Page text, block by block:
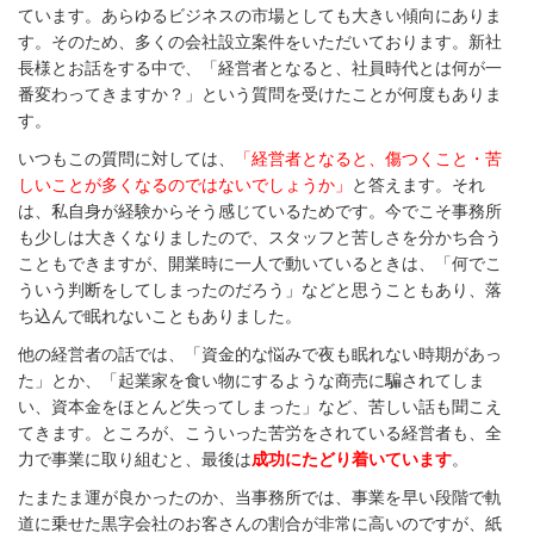
ています。あらゆるビジネスの市場としても大きい傾向にありま
す。そのため、多くの会社設立案件をいただいております。新社
長様とお話をする中で、「経営者となると、社員時代とは何が一
番変わってきますか？」という質問を受けたことが何度もありま
す。
いつもこの質問に対しては、
「経営者となると、傷つくこと・苦
しいことが多くなるのではないでしょうか」
と答えます。それ
は、私自身が経験からそう感じているためです。今でこそ事務所
も少しは大きくなりましたので、スタッフと苦しさを分かち合う
こともできますが、開業時に一人で動いているときは、「何でこ
ういう判断をしてしまったのだろう」などと思うこともあり、落
ち込んで眠れないこともありました。
他の経営者の話では 、「資金的な悩みで夜も眠れない時期があっ
た」とか、「起業家を食い物にするような商売に騙されてしま
い、資本金をほとんど失ってしまった 」など、苦しい話も聞こえ
てきます。ところが、こういった苦労をされている経営者も、全
力で事業に取り組むと、最後は成功にたどり着いています。
たまたま運が良かったのか、当事務所では、事業を早い段階で軌
道に乗せた黒字会社のお客さんの割合が非常に高いのですが、紙